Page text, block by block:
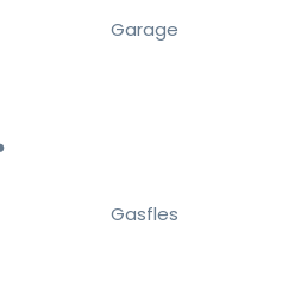
Garage
Gasfles